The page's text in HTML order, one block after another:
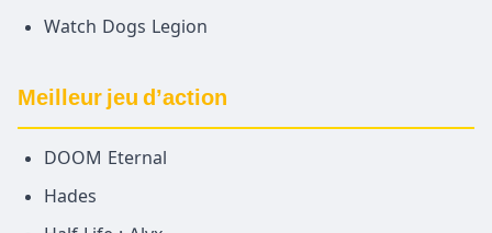
Watch Dogs Legion
Meilleur jeu d’action
DOOM Eternal
Hades